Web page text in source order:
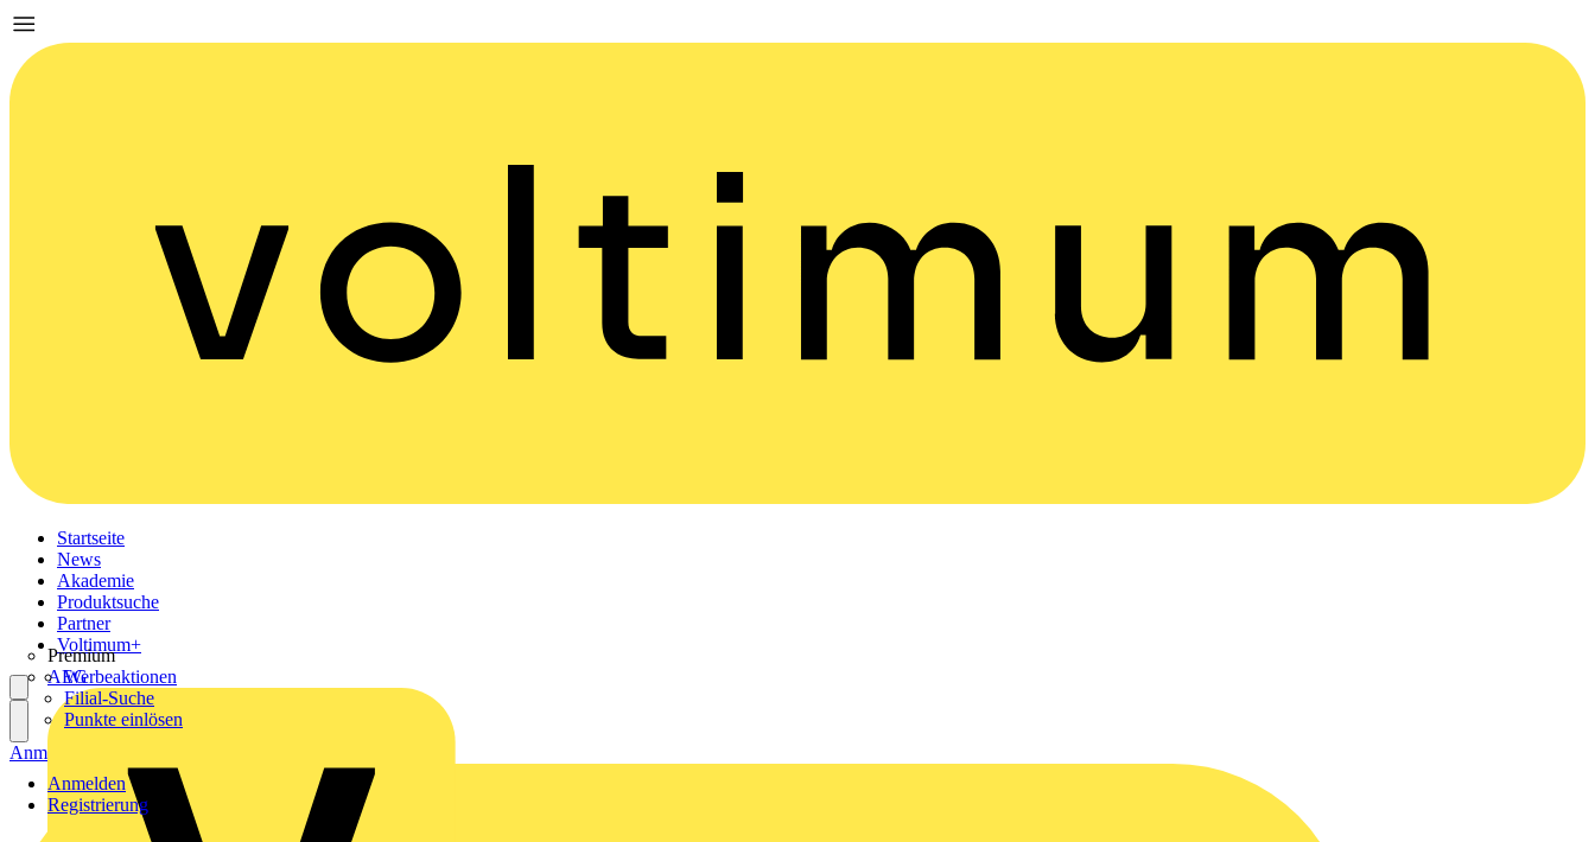
Startseite
News
Akademie
Produktsuche
Partner
Premium
AEG
Voltimum+
Werbeaktionen
Filial-Suche
Punkte einlösen
Anmelden
Registrierung
Anmelden